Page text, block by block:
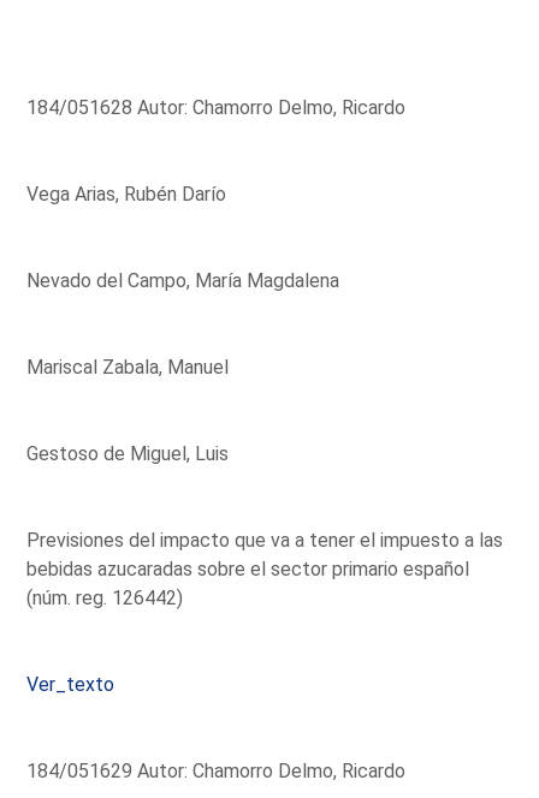
184/051628 Autor: Chamorro Delmo, Ricardo
Vega Arias, Rubén Darío
Nevado del Campo, María Magdalena
Mariscal Zabala, Manuel
Gestoso de Miguel, Luis
Previsiones del impacto que va a tener el impuesto a las
bebidas azucaradas sobre el sector primario español
(núm. reg. 126442)
Ver_texto
184/051629 Autor: Chamorro Delmo, Ricardo